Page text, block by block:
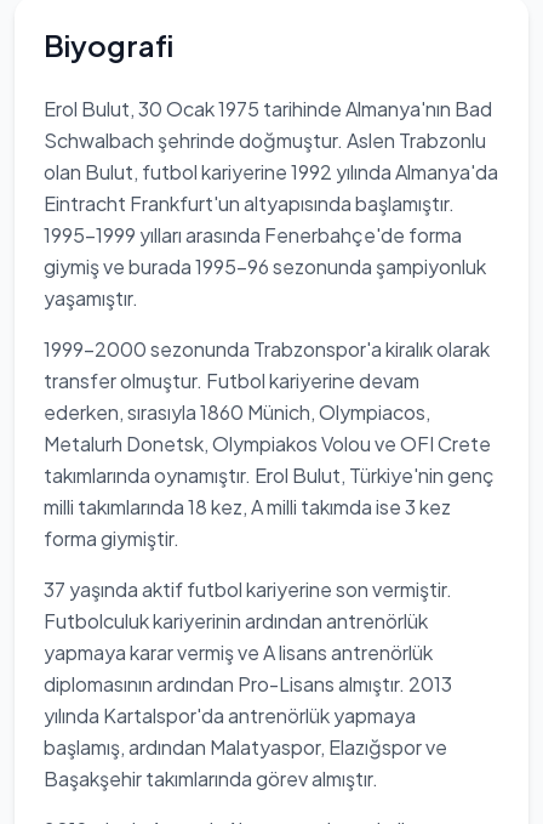
Biyografi
Erol Bulut, 30 Ocak 1975 tarihinde Almanya'nın Bad
Schwalbach şehrinde doğmuştur. Aslen Trabzonlu
olan Bulut, futbol kariyerine 1992 yılında Almanya'da
Eintracht Frankfurt'un altyapısında başlamıştır.
1995-1999 yılları arasında Fenerbahçe'de forma
giymiş ve burada 1995-96 sezonunda şampiyonluk
yaşamıştır.
1999-2000 sezonunda Trabzonspor'a kiralık olarak
transfer olmuştur. Futbol kariyerine devam
ederken, sırasıyla 1860 Münich, Olympiacos,
Metalurh Donetsk, Olympiakos Volou ve OFI Crete
takımlarında oynamıştır. Erol Bulut, Türkiye'nin genç
milli takımlarında 18 kez, A milli takımda ise 3 kez
forma giymiştir.
37 yaşında aktif futbol kariyerine son vermiştir.
Futbolculuk kariyerinin ardından antrenörlük
yapmaya karar vermiş ve A lisans antrenörlük
diplomasının ardından Pro-Lisans almıştır. 2013
yılında Kartalspor'da antrenörlük yapmaya
başlamış, ardından Malatyaspor, Elazığspor ve
Başakşehir takımlarında görev almıştır.